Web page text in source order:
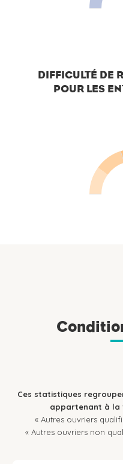
DIFFICULTÉ DE
POUR LES
Ces statistiques
appartenant à la
« Autres ouvriers
« Autres ouvriers non